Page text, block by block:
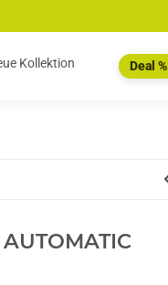
Kollektion Deal %